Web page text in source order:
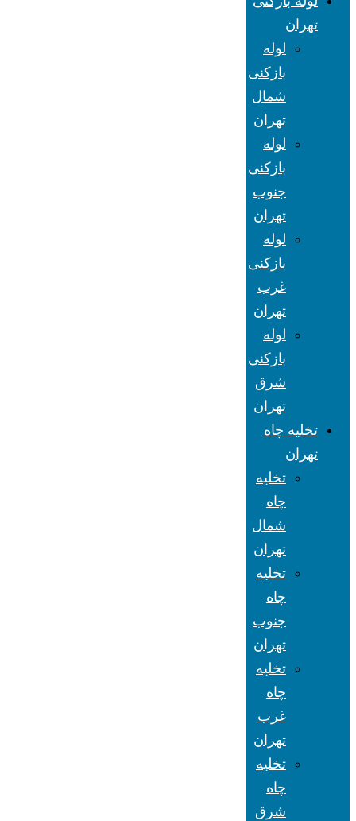
تهران
لوله
بازکنی
شمال
تهران
لوله
بازکنی
جنوب
تهران
لوله
بازکنی
غرب
تهران
لوله
بازکنی
شرق
تهران
تخلیه چاه
تهران
تخلیه
چاه
شمال
تهران
تخلیه
چاه
جنوب
تهران
تخلیه
چاه
غرب
تهران
تخلیه
چاه
شرق